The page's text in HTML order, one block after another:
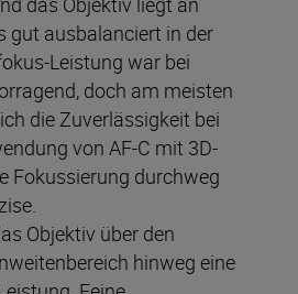
gut ausbalanciert in der
Leistung war bei
doch am meisten
die Zuverlässigkeit bei
von AF-C mit 3D-
Fokussierung durchweg
Objektiv über den
hinweg eine